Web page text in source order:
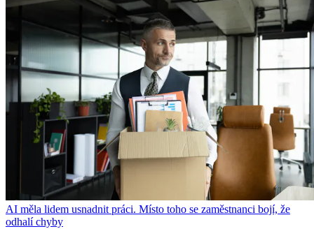
AI měla lidem usnadnit práci. Místo toho se zaměstnanci bojí, že
odhalí chyby